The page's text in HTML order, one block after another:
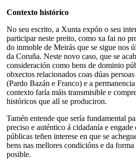
Contexto histórico
No seu escrito, a Xunta expón o seu
participar neste preito, como xa fai no
do inmoble de Meirás que se sigue nos
da Coruña. Neste novo caso, que se
consideración como bens de dominio
obxectos relacionados coas dúas
(Pardo Bazán e Franco) e a permanencia
contexto faría máis transmisible e
históricos que alí se produciron.
Tamén entende que sería fundamental
preciso e auténtico á cidadanía e
públicas teñen interese en que se
bens nas mellores condicións e da
posible.